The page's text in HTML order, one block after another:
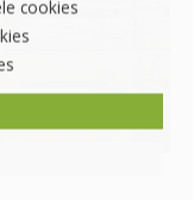
cookies